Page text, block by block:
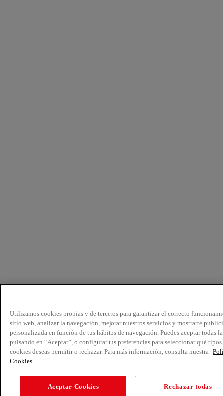
Utilizamos cookies propias y de terceros para garantizar el correcto
sitio web, analizar la navegación, mejorar nuestros servicios y mostrarte
personalizada en función de tus hábitos de navegación. Puedes aceptar todas
pulsando en “Aceptar”, o configurar tus preferencias para seleccionar qué tipos
cookies deseas permitir o rechazar. Para más información, consulta nuestra
Cookies
Aceptar Cookies Rechazar todas